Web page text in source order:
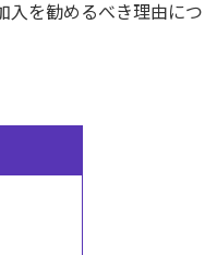
入を勧めるべき理由につ